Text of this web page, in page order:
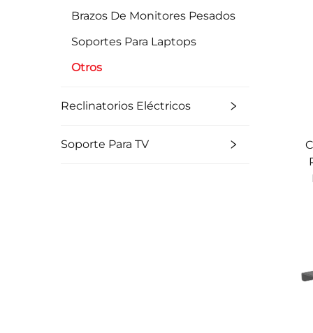
Brazos De Monitores Pesados
Soportes Para Laptops
Otros
Reclinatorios Eléctricos
Soporte Para TV